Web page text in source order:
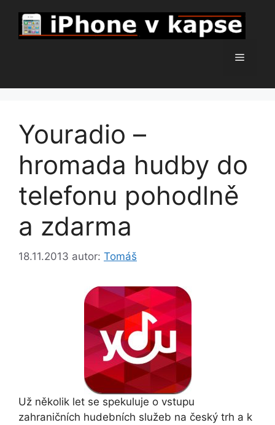
obsah
Menu
Youradio –
hromada hudby do
telefonu pohodlně
a zdarma
18.11.2013 autor: Tomáš
Už několik let se spekuluje o vstupu
zahraničních hudebních služeb na český trh a k